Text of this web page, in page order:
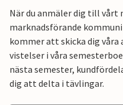
När du anmäler dig till vårt
marknadsförande
kommer att skicka dig våra
vistelser i våra
nästa semester,
dig att delta i tävlingar.